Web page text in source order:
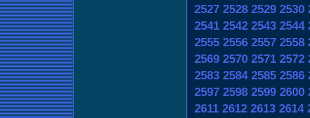
2527 2528 2529 2530
2541 2542 2543 2544
2555 2556 2557 2558
2569 2570 2571 2572
2583 2584 2585 2586
2597 2598 2599 2600
2611 2612 2613 2614